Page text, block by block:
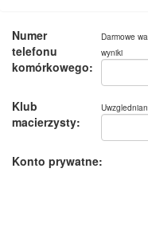
Numer
telefonu
komórkowego:
Darmowe
wyniki
Klub
macierzysty:
Konto prywatne: